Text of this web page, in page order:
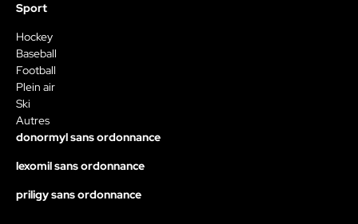
Sport
Hockey
Baseball
Football
Plein air
Ski
Autres
donormyl sans ordonnance
lexomil sans ordonnance
priligy sans ordonnance